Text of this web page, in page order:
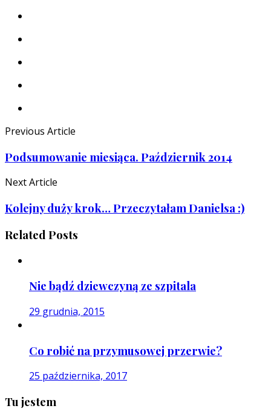
Previous Article
Podsumowanie miesiąca. Październik 2014
Next Article
Kolejny duży krok… Przeczytałam Danielsa :)
Related Posts
Nie bądź dziewczyną ze szpitala
29 grudnia, 2015
Co robić na przymusowej przerwie?
25 października, 2017
Tu jestem